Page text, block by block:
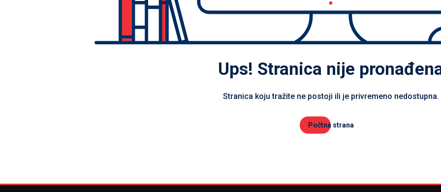
Ups! Stranica nije
Stranica koju tražite ne postoji ili je privremeno nedostupna.
Počtna strana